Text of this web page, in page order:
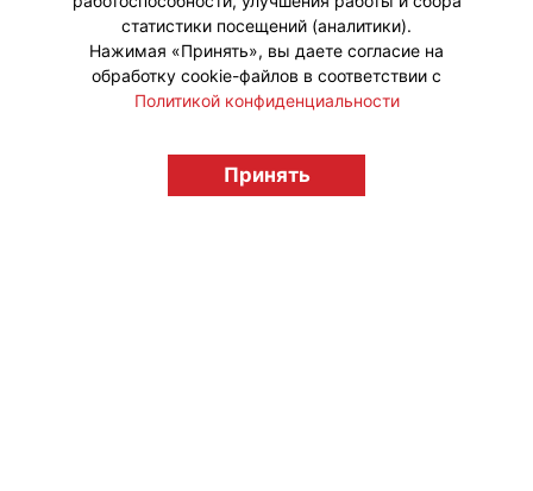
licensingrussia.ru, 2009-2026 12+
статистики посещений (аналитики).
Нажимая «Принять», вы даете согласие на
обработку cookie-файлов в соответствии с
Политикой конфиденциальности
Принять